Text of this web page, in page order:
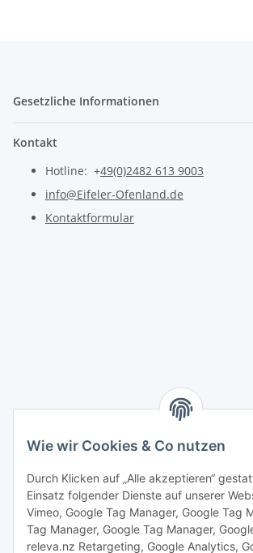
Gesetzliche Informationen
Kontakt
Hotline: +49(0)2482 613 9003
info@Eifeler-Ofenland.de
Kontaktformular
Wie wir Cookies & Co nutzen
Durch Klicken auf „Alle akzeptieren“
Einsatz folgender Dienste auf unserer
Vimeo, Google Tag Manager, Google Tag
Tag Manager, Google Tag Manager,
releva.nz Retargeting, Google Analytics,